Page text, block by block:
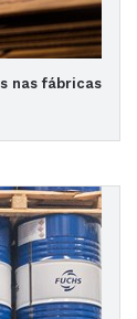
nas fábricas